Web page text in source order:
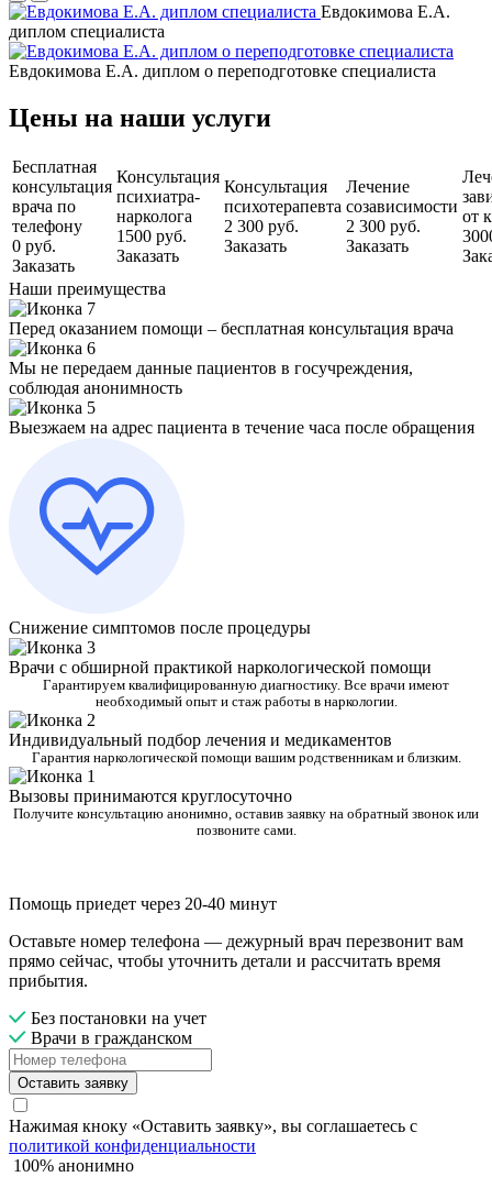
Евдокимова Е.А.
диплом специалиста
Евдокимова Е.А. диплом о переподготовке специалиста
Цены на наши услуги
Бесплатная
консультация
врача по
телефону
0 руб.
Заказать
Консультация
психиатра-
нарколога
1500 руб.
Заказать
Консультация
психотерапевта
2 300 руб.
Заказать
Лечение
созависимости
2 300 руб.
Заказать
от
Наши преимущества
Перед оказанием помощи – бесплатная консультация врача
Мы не передаем данные пациентов в госучреждения,
соблюдая анонимность
Выезжаем на адрес пациента в течение часа после обращения
Снижение симптомов после процедуры
Врачи с обширной практикой наркологической помощи
Гарантируем квалифицированную диагностику. Все врачи имеют
необходимый опыт и стаж работы в наркологии.
Индивидуальный подбор лечения и медикаментов
Гарантия наркологической помощи вашим родственникам и близким.
Вызовы принимаются круглосуточно
Получите консультацию анонимно, оставив заявку на обратный звонок или
позвоните сами.
Помощь приедет через 20-40 минут
Оставьте номер телефона — дежурный врач перезвонит вам
прямо сейчас, чтобы уточнить детали и рассчитать время
прибытия.
Без постановки на учет
Врачи в гражданском
Оставить заявку
Нажимая кноку «Оставить заявку», вы соглашаетесь с
политикой конфиденциальности
100% анонимно